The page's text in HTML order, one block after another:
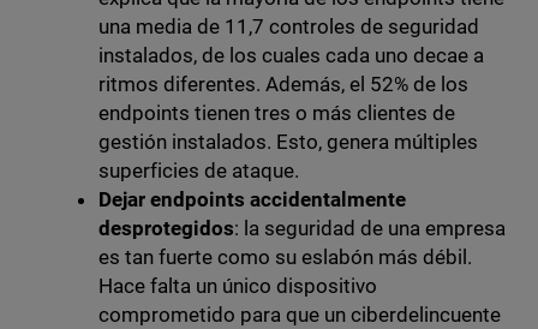
una media de 11,7 controles de seguridad
instalados, de los cuales cada uno decae a
ritmos diferentes. Además, el 52% de los
endpoints tienen tres o más clientes de
gestión instalados. Esto, genera múltiples
superficies de ataque.
Dejar endpoints accidentalmente
desprotegidos: la seguridad de una empresa
es tan fuerte como su eslabón más débil.
Hace falta un único dispositivo
comprometido para que un ciberdelincuente